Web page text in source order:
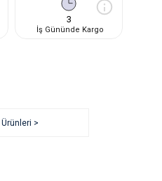
3
İş Gününde Kargo
Ürünleri >